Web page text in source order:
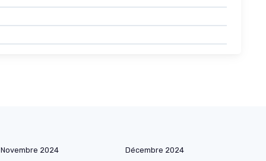
Novembre 2024
Décembre 2024